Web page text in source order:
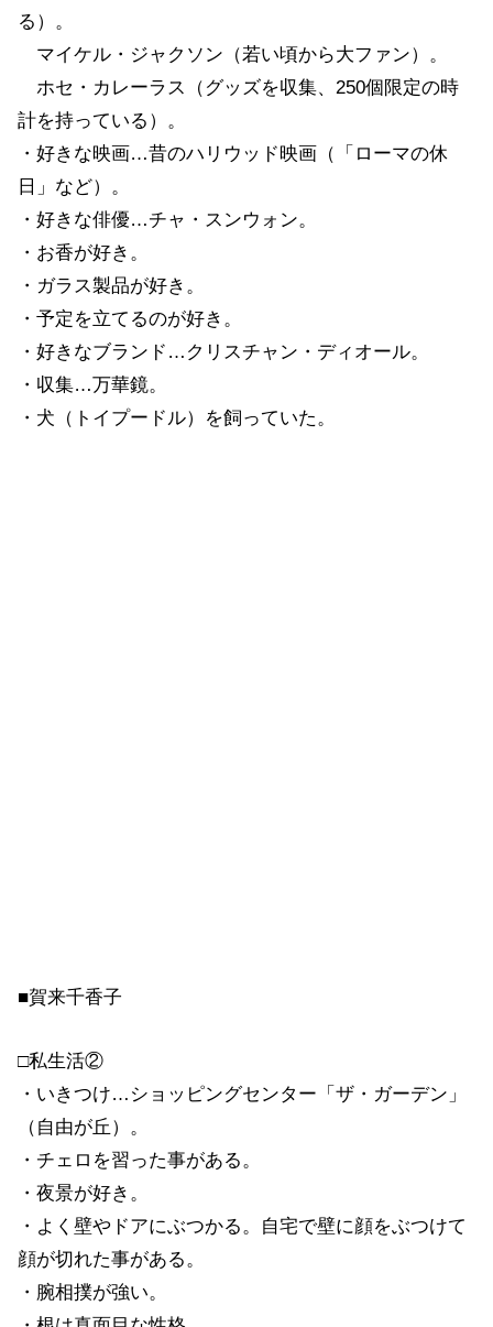
る）。
マイケル・ジャクソン（若い頃から大ファン）。
ホセ・カレーラス（グッズを収集、250個限定の時
計を持っている）。
・好きな映画…昔のハリウッド映画（「ローマの休
日」など）。
・好きな俳優…チャ・スンウォン。
・お香が好き。
・ガラス製品が好き。
・予定を立てるのが好き。
・好きなブランド…クリスチャン・ディオール。
・収集…万華鏡。
・犬（トイプードル）を飼っていた。
■賀来千香子
□私生活②
・いきつけ…ショッピングセンター「ザ・ガーデン」
（自由が丘）。
・チェロを習った事がある。
・夜景が好き。
・よく壁やドアにぶつかる。自宅で壁に顔をぶつけて
顔が切れた事がある。
・腕相撲が強い。